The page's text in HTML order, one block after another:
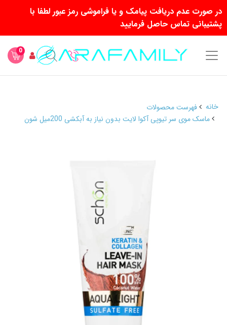
در صورت عدم دریافت پیامک و یا فراموشی رمز عبور لطفا با
پشتیبانی تماس حاصل فرمایید
0
خانه
فهرست محصولات
ماسک موی سر تیوپی آکوا لایت بدون نیاز به آبکشی 200میل شون